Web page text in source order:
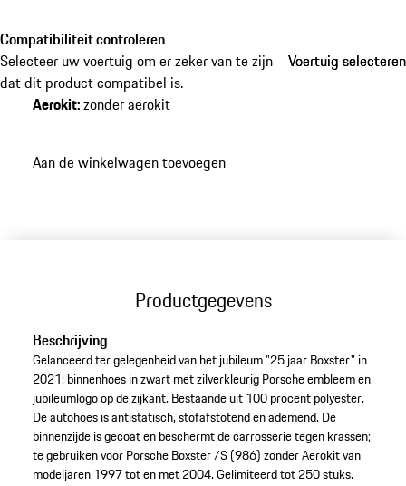
Compatibiliteit controleren
Selecteer uw voertuig om er zeker van te zijn
dat dit product compatibel is.
Voertuig selecteren
Voertuig selecteren
Aerokit:zonder aerokit
Aan de winkelwagen toevoegen
Productgegevens
Beschrijving
Gelanceerd ter gelegenheid van het jubileum "25 jaar Boxster" in
2021: binnenhoes in zwart met zilverkleurig Porsche embleem en
jubileumlogo op de zijkant. Bestaande uit 100 procent polyester.
De autohoes is antistatisch, stofafstotend en ademend. De
binnenzijde is gecoat en beschermt de carrosserie tegen krassen;
te gebruiken voor Porsche Boxster /S (986) zonder Aerokit van
modeljaren 1997 tot en met 2004. Gelimiteerd tot 250 stuks.